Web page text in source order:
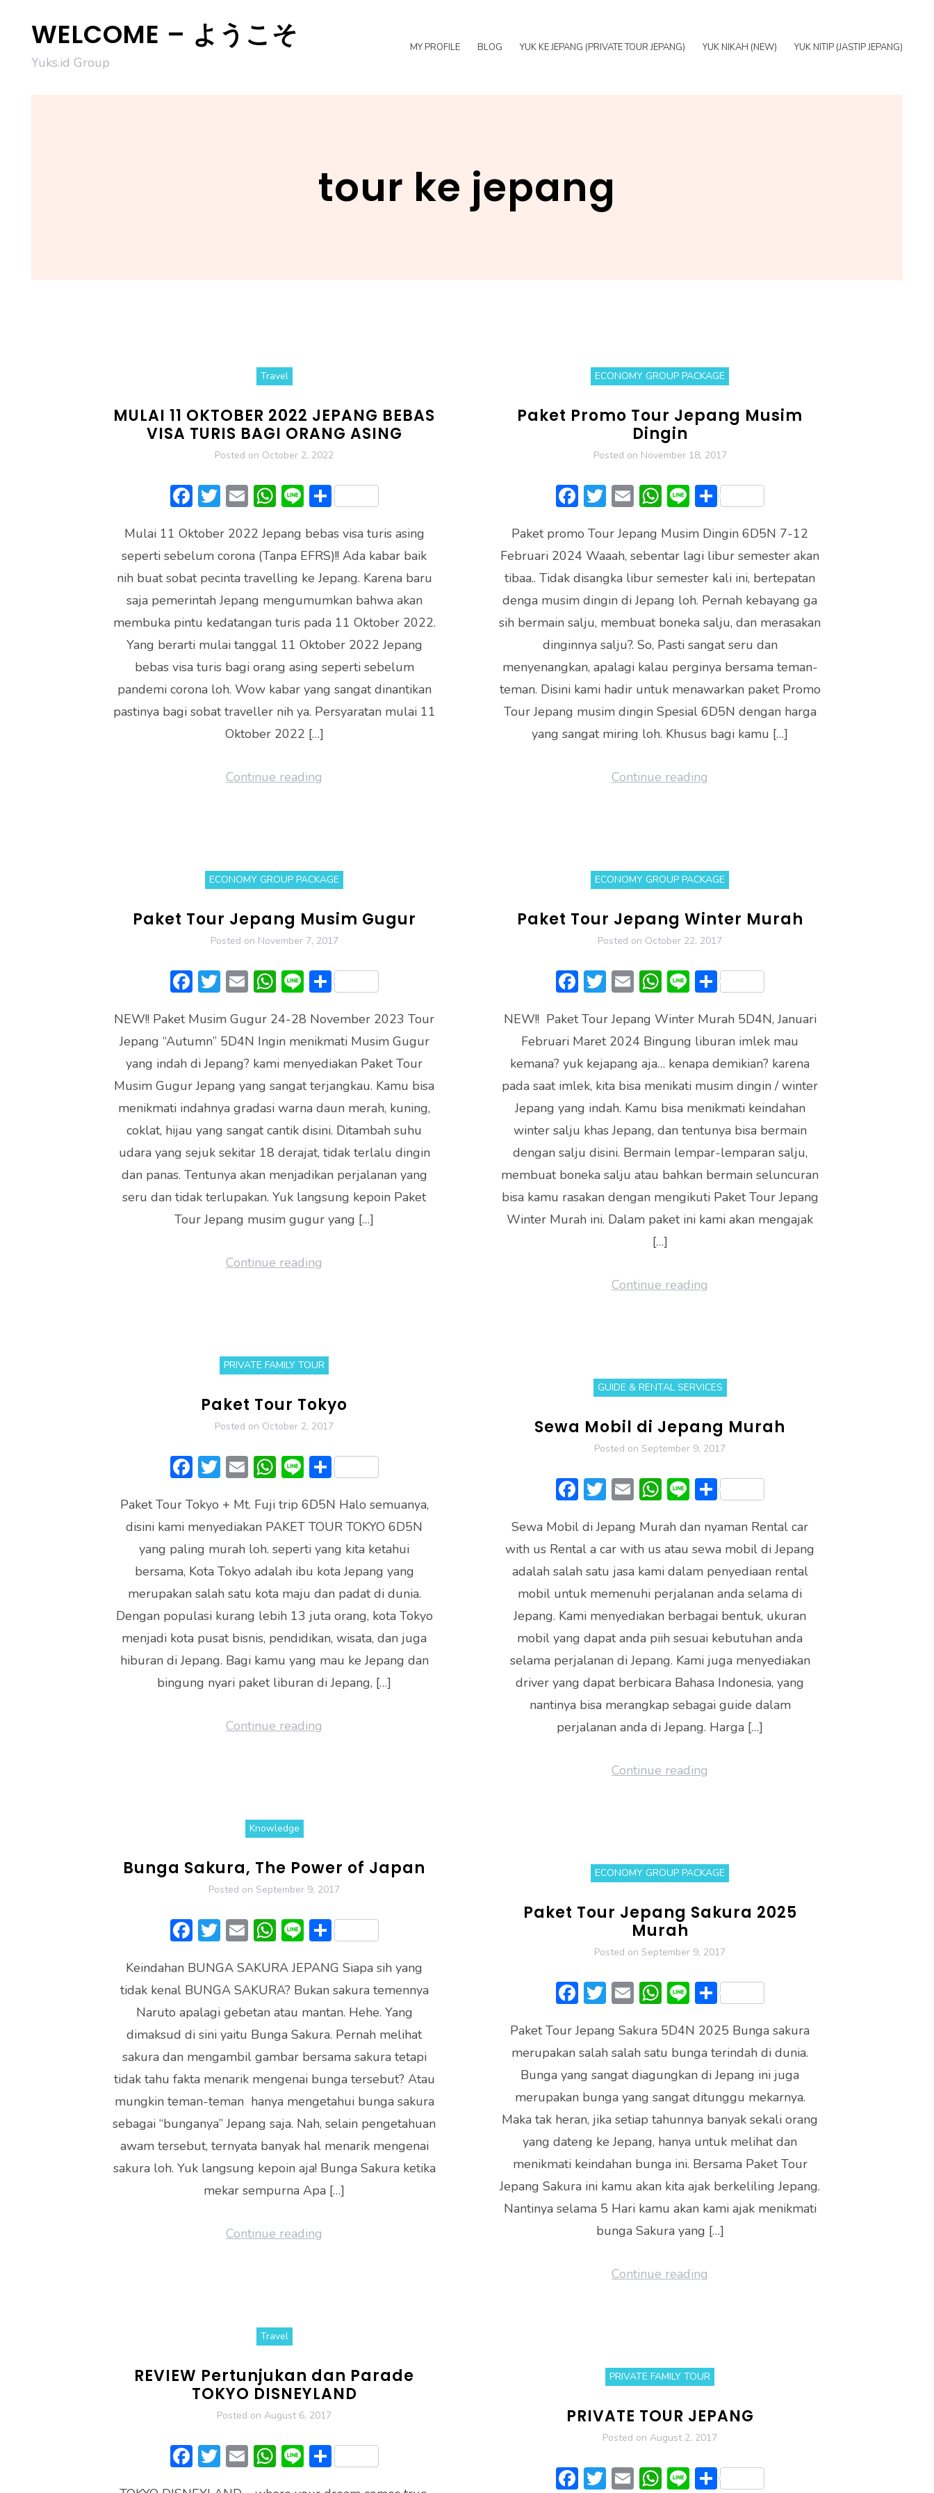
content
WELCOME – ようこそ
Yuks.id Group
MY PROFILE BLOG YUK KE JEPANG (PRIVATE TOUR JEPANG) YUK NIKAH (NEW) YUK NITIP (JASTIP JEPANG)
tour ke jepang
Travel
MULAI 11 OKTOBER 2022 JEPANG BEBAS
VISA TURIS BAGI ORANG ASING
Posted on October 2, 2022
F
e
b
o
ok
T
itt
er
E
ai
l
W
at
s
A
p
p
Li
e
S
ar
e
Mulai 11 Oktober 2022 Jepang bebas visa turis asing
seperti sebelum corona (Tanpa EFRS)!! Ada kabar baik
nih buat sobat pecinta travelling ke Jepang. Karena baru
saja pemerintah Jepang mengumumkan bahwa akan
membuka pintu kedatangan turis pada 11 Oktober 2022.
Yang berarti mulai tanggal 11 Oktober 2022 Jepang
bebas visa turis bagi orang asing seperti sebelum
pandemi corona loh. Wow kabar yang sangat dinantikan
pastinya bagi sobat traveller nih ya. Persyaratan mulai 11
Oktober 2022 […]
Continue reading
ECONOMY GROUP PACKAGE
Paket Promo Tour Jepang Musim
Dingin
Posted on November 18, 2017
F
e
b
o
ok
T
itt
er
E
ai
l
W
at
s
A
p
p
Li
e
S
ar
e
Paket promo Tour Jepang Musim Dingin 6D5N 7-12
Februari 2024 Waaah, sebentar lagi libur semester akan
tibaa.. Tidak disangka libur semester kali ini, bertepatan
denga musim dingin di Jepang loh. Pernah kebayang ga
sih bermain salju, membuat boneka salju, dan merasakan
dinginnya salju?. So, Pasti sangat seru dan
menyenangkan, apalagi kalau perginya bersama teman-
teman. Disini kami hadir untuk menawarkan paket Promo
Tour Jepang musim dingin Spesial 6D5N dengan harga
yang sangat miring loh. Khusus bagi kamu […]
Continue reading
ECONOMY GROUP PACKAGE
Paket Tour Jepang Musim Gugur
Posted on November 7, 2017
F
e
b
o
ok
T
itt
er
E
ai
l
W
at
s
A
p
p
Li
e
S
ar
e
NEW!! Paket Musim Gugur 24-28 November 2023 Tour
Jepang “Autumn” 5D4N Ingin menikmati Musim Gugur
yang indah di Jepang? kami menyediakan Paket Tour
Musim Gugur Jepang yang sangat terjangkau. Kamu bisa
menikmati indahnya gradasi warna daun merah, kuning,
coklat, hijau yang sangat cantik disini. Ditambah suhu
udara yang sejuk sekitar 18 derajat, tidak terlalu dingin
dan panas. Tentunya akan menjadikan perjalanan yang
seru dan tidak terlupakan. Yuk langsung kepoin Paket
Tour Jepang musim gugur yang […]
Continue reading
ECONOMY GROUP PACKAGE
Paket Tour Jepang Winter Murah
Posted on October 22, 2017
F
e
b
o
ok
T
itt
er
E
ai
l
W
at
s
A
p
p
Li
e
S
ar
e
NEW!! Paket Tour Jepang Winter Murah 5D4N, Januari
Februari Maret 2024 Bingung liburan imlek mau
kemana? yuk kejapang aja… kenapa demikian? karena
pada saat imlek, kita bisa menikati musim dingin / winter
Jepang yang indah. Kamu bisa menikmati keindahan
winter salju khas Jepang, dan tentunya bisa bermain
dengan salju disini. Bermain lempar-lemparan salju,
membuat boneka salju atau bahkan bermain seluncuran
bisa kamu rasakan dengan mengikuti Paket Tour Jepang
Winter Murah ini. Dalam paket ini kami akan mengajak
[…]
Continue reading
PRIVATE FAMILY TOUR
Paket Tour Tokyo
Posted on October 2, 2017
F
e
b
o
ok
T
itt
er
E
ai
l
W
at
s
A
p
p
Li
e
S
ar
e
Paket Tour Tokyo + Mt. Fuji trip 6D5N Halo semuanya,
disini kami menyediakan PAKET TOUR TOKYO 6D5N
yang paling murah loh. seperti yang kita ketahui
bersama, Kota Tokyo adalah ibu kota Jepang yang
merupakan salah satu kota maju dan padat di dunia.
Dengan populasi kurang lebih 13 juta orang, kota Tokyo
menjadi kota pusat bisnis, pendidikan, wisata, dan juga
hiburan di Jepang. Bagi kamu yang mau ke Jepang dan
bingung nyari paket liburan di Jepang, […]
Continue reading
GUIDE & RENTAL SERVICES
Sewa Mobil di Jepang Murah
Posted on September 9, 2017
F
e
b
o
ok
T
itt
er
E
ai
l
W
at
s
A
p
p
Li
e
S
ar
e
Sewa Mobil di Jepang Murah dan nyaman Rental car
with us Rental a car with us atau sewa mobil di Jepang
adalah salah satu jasa kami dalam penyediaan rental
mobil untuk memenuhi perjalanan anda selama di
Jepang. Kami menyediakan berbagai bentuk, ukuran
mobil yang dapat anda piih sesuai kebutuhan anda
selama perjalanan di Jepang. Kami juga menyediakan
driver yang dapat berbicara Bahasa Indonesia, yang
nantinya bisa merangkap sebagai guide dalam
perjalanan anda di Jepang. Harga […]
Continue reading
Knowledge
Bunga Sakura, The Power of Japan
Posted on September 9, 2017
F
e
b
o
ok
T
itt
er
E
ai
l
W
at
s
A
p
p
Li
e
S
ar
e
Keindahan BUNGA SAKURA JEPANG Siapa sih yang
tidak kenal BUNGA SAKURA? Bukan sakura temennya
Naruto apalagi gebetan atau mantan. Hehe. Yang
dimaksud di sini yaitu Bunga Sakura. Pernah melihat
sakura dan mengambil gambar bersama sakura tetapi
tidak tahu fakta menarik mengenai bunga tersebut? Atau
mungkin teman-teman hanya mengetahui bunga sakura
sebagai “bunganya” Jepang saja. Nah, selain pengetahuan
awam tersebut, ternyata banyak hal menarik mengenai
sakura loh. Yuk langsung kepoin aja! Bunga Sakura ketika
mekar sempurna Apa […]
Continue reading
ECONOMY GROUP PACKAGE
Paket Tour Jepang Sakura 2025
Murah
Posted on September 9, 2017
F
e
b
o
ok
T
itt
er
E
ai
l
W
at
s
A
p
p
Li
e
S
ar
e
Paket Tour Jepang Sakura 5D4N 2025 Bunga sakura
merupakan salah salah satu bunga terindah di dunia.
Bunga yang sangat diagungkan di Jepang ini juga
merupakan bunga yang sangat ditunggu mekarnya.
Maka tak heran, jika setiap tahunnya banyak sekali orang
yang dateng ke Jepang, hanya untuk melihat dan
menikmati keindahan bunga ini. Bersama Paket Tour
Jepang Sakura ini kamu akan kita ajak berkeliling Jepang.
Nantinya selama 5 Hari kamu akan kami ajak menikmati
bunga Sakura yang […]
Continue reading
Travel
REVIEW Pertunjukan dan Parade
TOKYO DISNEYLAND
Posted on August 6, 2017
F T E W Li S
PRIVATE FAMILY TOUR
PRIVATE TOUR JEPANG
Posted on August 2, 2017
F T E W Li S